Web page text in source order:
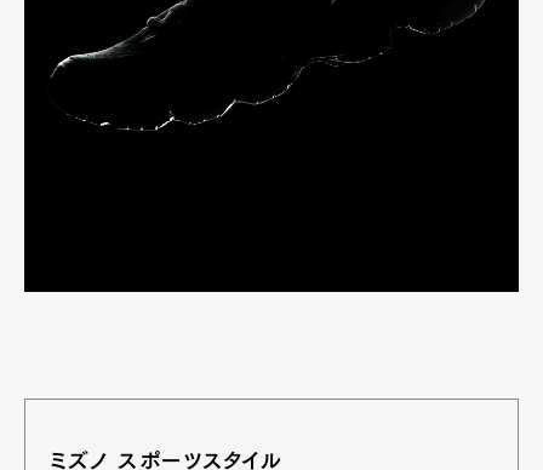
GourmetCars
ProductCulture
ミズノ スポーツスタイル